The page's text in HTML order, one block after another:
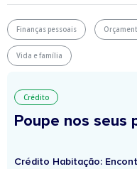
Finanças pessoais
Vida e família
Crédito
Poupe nos seus
Crédito Habitação: